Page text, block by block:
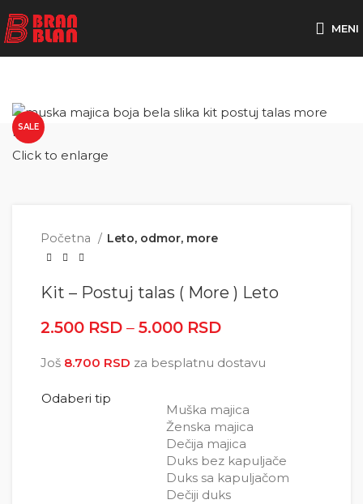
MENI
SALE
Click to enlarge
Početna Leto, odmor, more
Kit – Postuj talas ( More ) Leto
2.500 RSD – 5.000 RSD
5.000 RSD
Još 8.700 RSD za besplatnu dostavu
Odaberi tip
Muška majica
Ženska majica
Dečija majica
Duks bez kapuljače
Duks sa kapuljačom
Dečiji duks